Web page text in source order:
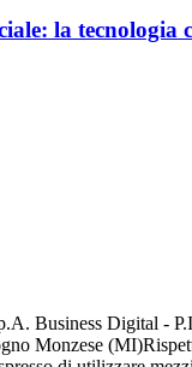
la tecnologia
Business Digital -
Monzese (MI)